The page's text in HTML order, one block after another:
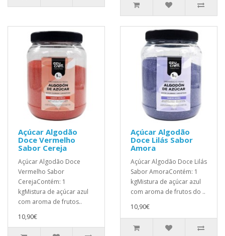
Açúcar Algodão
Doce Vermelho
Sabor Cereja
Açúcar Algodão Doce
Vermelho Sabor
CerejaContém: 1
kgMistura de açúcar azul
com aroma de frutos..
10,90€
Açúcar Algodão
Doce Lilás Sabor
Amora
Açúcar Algodão Doce Lilás
Sabor AmoraContém: 1
kgMistura de açúcar azul
com aroma de frutos do ..
10,90€